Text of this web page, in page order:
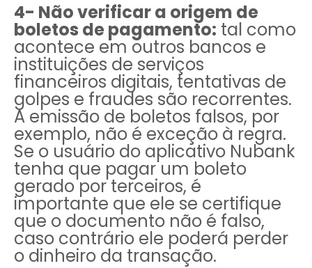
4- Não verificar a origem de
boletos de pagamento: tal como
acontece em outros bancos e
instituições de serviços
financeiros digitais, tentativas de
golpes e fraudes são recorrentes.
A emissão de boletos falsos, por
exemplo, não é exceção à regra.
Se o usuário do aplicativo Nubank
tenha que pagar um boleto
gerado por terceiros, é
importante que ele se certifique
que o documento não é falso,
caso contrário ele poderá perder
o dinheiro da transação.